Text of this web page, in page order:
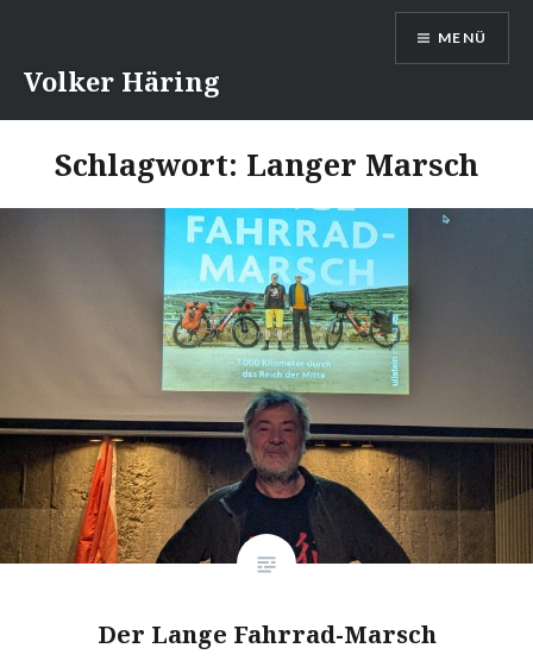
InhaltVolker Häring
MENÜ
Schlagwort: Langer Marsch
Der Lange Fahrrad-Marsch